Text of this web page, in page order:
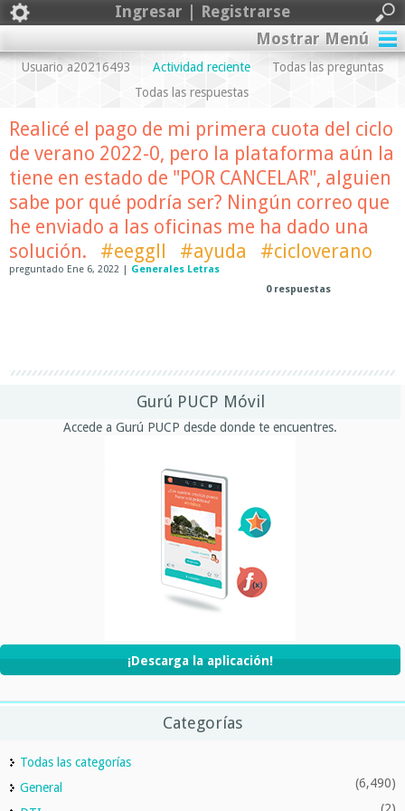
Ingresar | Registrarse
Mostrar Menú
Usuario a20216493 Actividad reciente
Todas las preguntas
Todas las respuestas
Realicé el pago de mi primera cuota del ciclo
de verano 2022-0, pero la plataforma aún la
tiene en estado de "POR CANCELAR", alguien
sabe por qué podría ser? Ningún correo que
he enviado a las oficinas me ha dado una
solución.
#eeggll #ayuda #cicloverano
preguntado Ene 6, 2022 | Generales Letras
0respuestas
Gurú PUCP Móvil
Accede a Gurú PUCP desde donde te encuentres.
¡Descarga la aplicación!
Categorías
Todas las categorías
General
(6,490)